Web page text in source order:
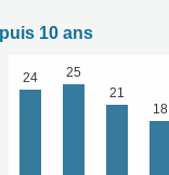
10 ans
24
25
21
18